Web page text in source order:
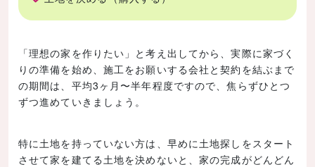
「理想の家を作りたい」と考え出してから、実際に家づく
りの準備を始め、施工をお願いする会社と契約を結ぶまで
の期間は、平均3ヶ月〜半年程度ですので、焦らずひとつ
ずつ進めていきましょう。
特に土地を持っていない方は、早めに土地探しをスタート
させて家を建てる土地を決めないと、家の完成がどんどん